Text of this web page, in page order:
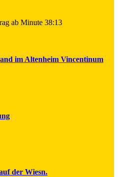
ab Minute 38:13
im Altenheim Vincentinum
der Wiesn.